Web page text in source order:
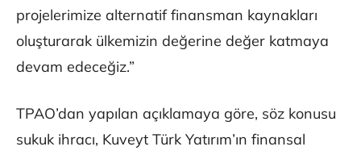
projelerimize alternatif finansman kaynakları
oluşturarak ülkemizin değerine değer katmaya
devam edeceğiz.”
TPAO’dan yapılan açıklamaya göre, söz konusu
sukuk ihracı, Kuveyt Türk Yatırım’ın finansal